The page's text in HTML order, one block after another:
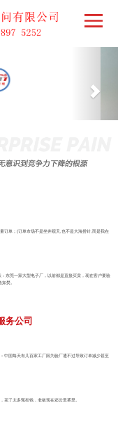
订单；(订单市场不是坐井观天,也不是大海捞针,而是我在
东莞一家大型电子厂，以前都是直接买卖，现在客户要验
焚。
务公司
中国每天有几百家工厂因为验厂通不过导致订单减少甚至
花了太多冤枉钱，老板现在还云里雾里。